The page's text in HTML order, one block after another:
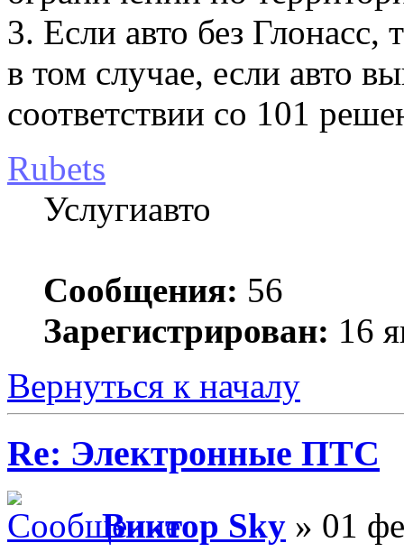
3. Если авто без
в том случае, если авто
соответствии со 101
Rubets
Услугиавто
Сообщения: 56
Зарегистрирован: 16
Вернуться к началу
Re: Электронные ПТС
Виктор Sky » 01